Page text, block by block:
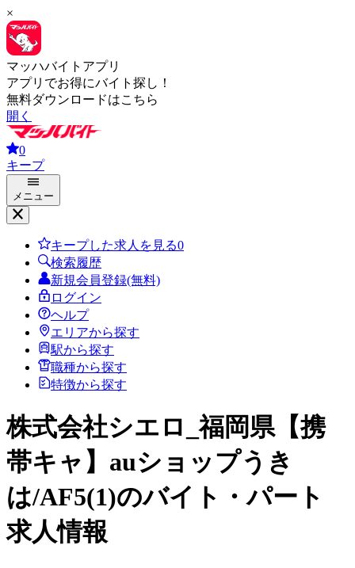
×
マッハバイトアプリ
アプリでお得にバイト探し！
無料ダウンロードはこちら
開く
0
キープ
メニュー
キープした求人を見る0
検索履歴
新規会員登録(無料)
ログイン
ヘルプ
エリアから探す
駅から探す
職種から探す
特徴から探す
株式会社シエロ_福岡県【携
帯キャ】auショップうき
は/AF5(1)のバイト・パート
求人情報